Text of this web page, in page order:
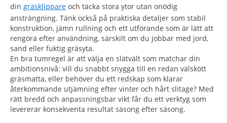
din gräsklippare och täcka stora ytor utan onödig
ansträngning. Tänk också på praktiska detaljer som stabil
konstruktion, jämn rullning och ett utförande som är lätt att
rengöra efter användning, särskilt om du jobbar med jord,
sand eller fuktig gräsyta.
En bra tumregel är att välja en slätvält som matchar din
ambitionsnivå: vill du snabbt snygga till en redan välskött
gräsmatta, eller behöver du ett redskap som klarar
återkommande utjämning efter vinter och hårt slitage? Med
rätt bredd och anpassningsbar vikt får du ett verktyg som
levererar konsekventa resultat säsong efter säsong.